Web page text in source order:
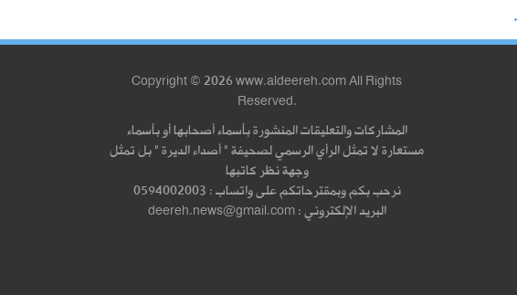
Copyright © 2026 www.aldeereh.com All Rights
Reserved.
المشاركات والتعليقات المنشورة بأسماء أصحابها أو بأسماء
مستعارة لا تمثل الرأي الرسمي لصحيفة " أصداء الديرة " بل تمثل
وجهة نظر كاتبها
نرحب بكم وبمقترحاتكم على واتساب : 0594002003
البريد الإلكتروني : deereh.news@gmail.com